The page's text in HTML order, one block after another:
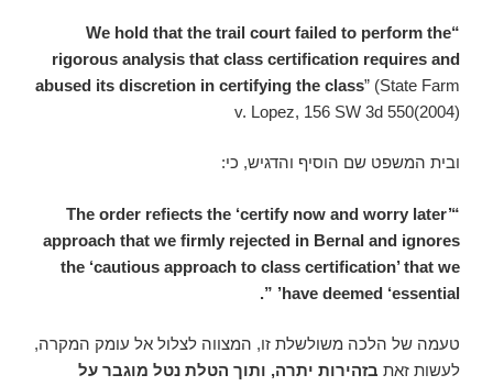
“We hold that the trail court failed to perform the
rigorous analysis that class certification requires and
abused its discretion in certifying the class” (State Farm
v. Lopez, 156 SW 3d 550(2004)
ובית המשפט שם הוסיף והדגיש, כי:
“The order refiects the ‘certify now and worry later’
approach that we firmly rejected in Bernal and ignores
the ‘cautious approach to class certification’ that we
have deemed ‘essential’ ”.
טעמה של הלכה משולשלת זו, המצווה לצלול אל עומק המקרה,
לעשות זאת בזהירות יתרה, ותוך הטלת נטל מוגבר על